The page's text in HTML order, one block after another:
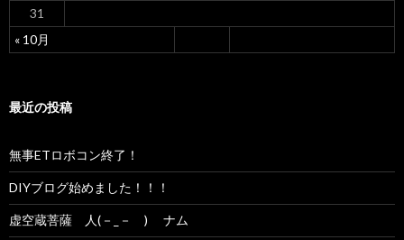
« 10月
31
最近の投稿
無事ETロボコン終了！
DIYブログ始めました！！！
虚空蔵菩薩 人(－_－ ) ナム